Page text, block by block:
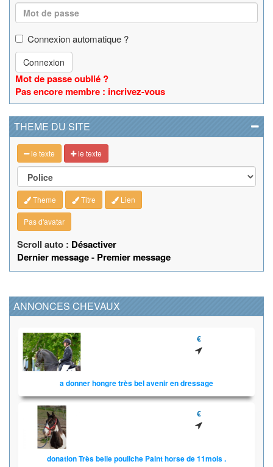
Connexion automatique ?
Connexion
Mot de passe oublié ?
Pas encore membre : incrivez-vous
THEME DU SITE
le texte le texte
Theme Titre Lien
Pas d'avatar
Scroll auto : Désactiver
Dernier message- Premier message
ANNONCES CHEVAUX
€
a donner hongre très bel avenir en dressage
€
donation Très belle pouliche Paint horse de 11mois .